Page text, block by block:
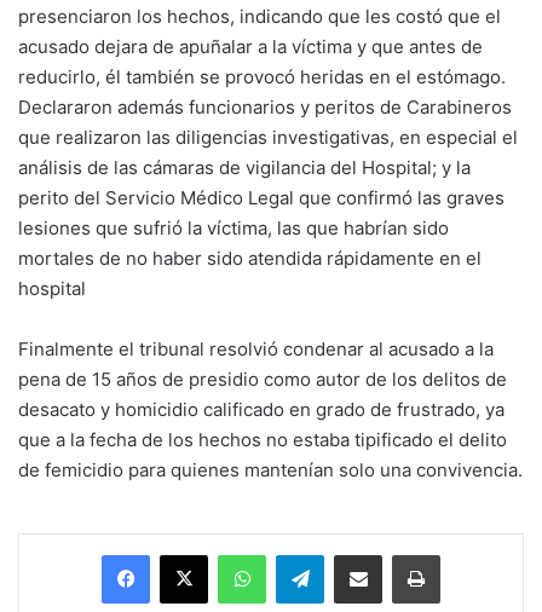
presenciaron los hechos, indicando que les costó que el
acusado dejara de apuñalar a la víctima y que antes de
reducirlo, él también se provocó heridas en el estómago.
Declararon además funcionarios y peritos de Carabineros
que realizaron las diligencias investigativas, en especial el
análisis de las cámaras de vigilancia del Hospital; y la
perito del Servicio Médico Legal que confirmó las graves
lesiones que sufrió la víctima, las que habrían sido
mortales de no haber sido atendida rápidamente en el
hospital
Finalmente el tribunal resolvió condenar al acusado a la
pena de 15 años de presidio como autor de los delitos de
desacato y homicidio calificado en grado de frustrado, ya
que a la fecha de los hechos no estaba tipificado el delito
de femicidio para quienes mantenían solo una convivencia.
Facebook
X WhatsAppTelegramEnviar vía email Imprimir